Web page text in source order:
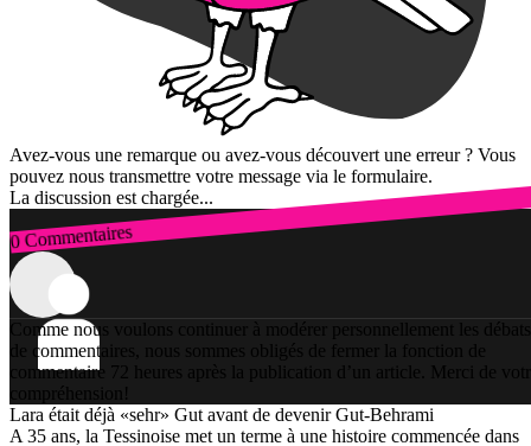
Avez-vous une remarque ou avez-vous découvert une erreur ? Vous
pouvez nous transmettre votre message via le formulaire.
La discussion est chargée...
0 Commentaires
Connexion
Comme nous voulons continuer à modérer personnellement les débats
de commentaires, nous sommes obligés de fermer la fonction de
commentaire 72 heures après la publication d’un article. Merci de
compréhension!
Lara était déjà «sehr» Gut avant de devenir Gut-Behrami
A 35 ans, la Tessinoise met un terme à une histoire commencée dans